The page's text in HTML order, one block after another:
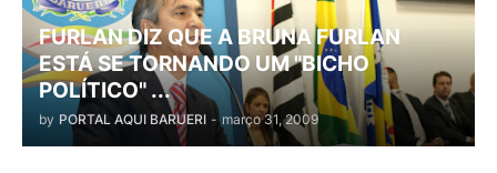
FURLAN DIZ QUE A BRUNA FURLAN
ESTÁ SE TORNANDO UM "BICHO
POLÍTICO" ...
by PORTAL AQUI BARUERI - março 31, 2009